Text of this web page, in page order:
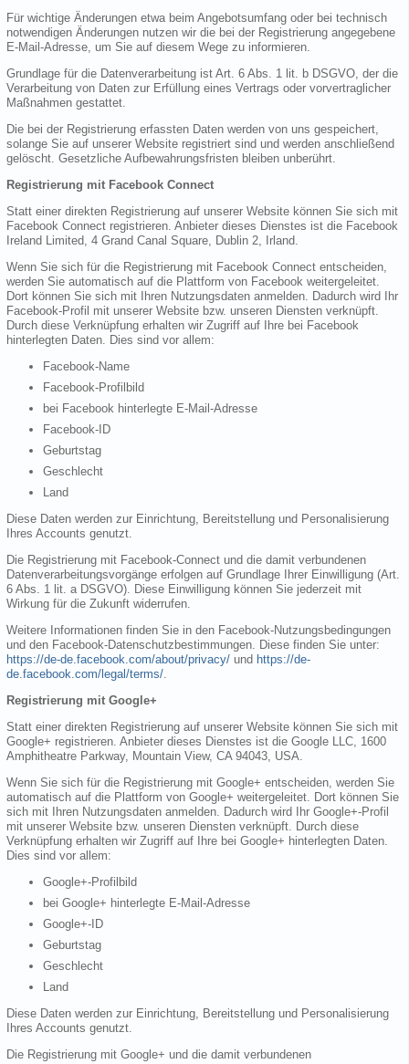
Für wichtige Änderungen etwa beim Angebotsumfang oder bei technisch
notwendigen Änderungen nutzen wir die bei der Registrierung angegebene
E-Mail-Adresse, um Sie auf diesem Wege zu informieren.
Grundlage für die Datenverarbeitung ist Art. 6 Abs. 1 lit. b DSGVO, der die
Verarbeitung von Daten zur Erfüllung eines Vertrags oder vorvertraglicher
Maßnahmen gestattet.
Die bei der Registrierung erfassten Daten werden von uns gespeichert,
solange Sie auf unserer Website registriert sind und werden anschließend
gelöscht. Gesetzliche Aufbewahrungsfristen bleiben unberührt.
Registrierung mit Facebook Connect
Statt einer direkten Registrierung auf unserer Website können Sie sich mit
Facebook Connect registrieren. Anbieter dieses Dienstes ist die Facebook
Ireland Limited, 4 Grand Canal Square, Dublin 2, Irland.
Wenn Sie sich für die Registrierung mit Facebook Connect entscheiden,
werden Sie automatisch auf die Plattform von Facebook weitergeleitet.
Dort können Sie sich mit Ihren Nutzungsdaten anmelden. Dadurch wird Ihr
Facebook-Profil mit unserer Website bzw. unseren Diensten verknüpft.
Durch diese Verknüpfung erhalten wir Zugriff auf Ihre bei Facebook
hinterlegten Daten. Dies sind vor allem:
Facebook-Name
Facebook-Profilbild
bei Facebook hinterlegte E-Mail-Adresse
Facebook-ID
Geburtstag
Geschlecht
Land
Diese Daten werden zur Einrichtung, Bereitstellung und Personalisierung
Ihres Accounts genutzt.
Die Registrierung mit Facebook-Connect und die damit verbundenen
Datenverarbeitungsvorgänge erfolgen auf Grundlage Ihrer Einwilligung (Art.
6 Abs. 1 lit. a DSGVO). Diese Einwilligung können Sie jederzeit mit
Wirkung für die Zukunft widerrufen.
Weitere Informationen finden Sie in den Facebook-Nutzungsbedingungen
und den Facebook-Datenschutzbestimmungen. Diese finden Sie unter:
https://de-de.facebook.com/about/privacy/ und https://de-
de.facebook.com/legal/terms/.
Registrierung mit Google+
Statt einer direkten Registrierung auf unserer Website können Sie sich mit
Google+ registrieren. Anbieter dieses Dienstes ist die Google LLC, 1600
Amphitheatre Parkway, Mountain View, CA 94043, USA.
Wenn Sie sich für die Registrierung mit Google+ entscheiden, werden Sie
automatisch auf die Plattform von Google+ weitergeleitet. Dort können Sie
sich mit Ihren Nutzungsdaten anmelden. Dadurch wird Ihr Google+-Profil
mit unserer Website bzw. unseren Diensten verknüpft. Durch diese
Verknüpfung erhalten wir Zugriff auf Ihre bei Google+ hinterlegten Daten.
Dies sind vor allem:
Google+-Profilbild
bei Google+ hinterlegte E-Mail-Adresse
Google+-ID
Geburtstag
Geschlecht
Land
Diese Daten werden zur Einrichtung, Bereitstellung und Personalisierung
Ihres Accounts genutzt.
Die Registrierung mit Google+ und die damit verbundenen